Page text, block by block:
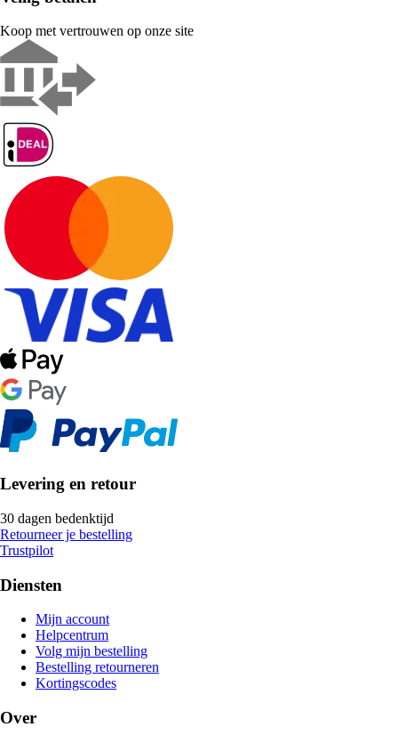
Koop met vertrouwen op onze site
Levering en retour
30 dagen bedenktijd
Retourneer je bestelling
Trustpilot
Diensten
Mijn account
Helpcentrum
Volg mijn bestelling
Bestelling retourneren
Kortingscodes
Over